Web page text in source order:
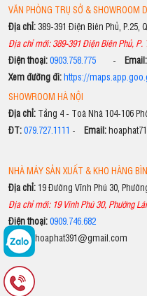
VĂN PHÒNG TRỤ SỞ & SHOWROOM
Địa chỉ: 389-391 Điện Biên Phủ, P.25,
Địa chỉ mới: 389-391 Điện Biên Phủ, P.
Điện thoại:0903.758.775- Email:
Xem đường đi:https://
SHOWROOM HÀ NỘI
Địa chỉ:Tầng 4 - Toà Nhà 104-106
ĐT:079.727.1111 - Email:
NHÀ MÁY SẢN XUẤT & KHO HÀNG
Địa chỉ:19 Đường Vĩnh Phú 30,
Địa chỉ mới: 19 Vĩnh Phú 30, Phường
Điện thoại:0909.746.682
Email:hoaphat391@gmail.com